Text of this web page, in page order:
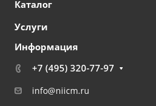
Каталог
Услуги
Информация
+7 (495) 320-77-97
info@niicm.ru